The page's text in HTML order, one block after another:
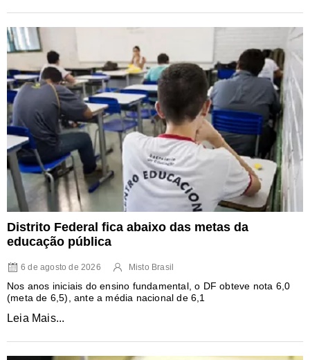
Distrito Federal fica abaixo das metas da
educação pública
6 de agosto de 2026 Misto Brasil
Nos anos iniciais do ensino fundamental, o DF obteve nota 6,0
(meta de 6,5), ante a média nacional de 6,1
Leia Mais...